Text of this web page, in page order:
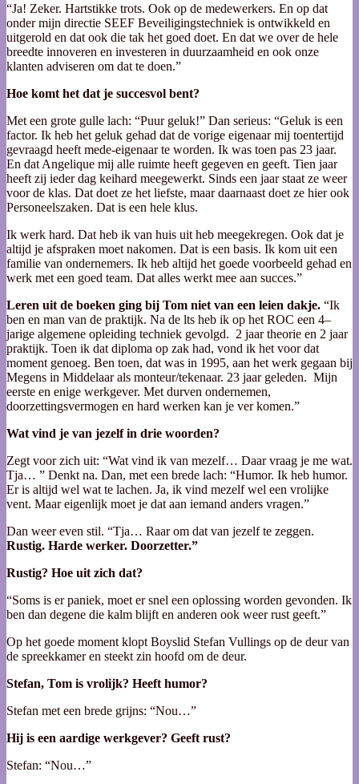
“Ja! Zeker. Hartstikke trots. Ook op de medewerkers. En op dat
onder mijn directie SEEF Beveiligingstechniek is ontwikkeld en
uitgerold en dat ook die tak het goed doet. En dat we over de hele
breedte innoveren en investeren in duurzaamheid en ook onze
klanten adviseren om dat te doen.”
Hoe komt het dat je succesvol bent?
Met een grote gulle lach: “Puur geluk!” Dan serieus: “Geluk is een
factor. Ik heb het geluk gehad dat de vorige eigenaar mij toentertijd
gevraagd heeft mede-eigenaar te worden. Ik was toen pas 23 jaar.
En dat Angelique mij alle ruimte heeft gegeven en geeft. Tien jaar
heeft zij ieder dag keihard meegewerkt. Sinds een jaar staat ze weer
voor de klas. Dat doet ze het liefste, maar daarnaast doet ze hier ook
Personeelszaken. Dat is een hele klus.
Ik werk hard. Dat heb ik van huis uit heb meegekregen. Ook dat je
altijd je afspraken moet nakomen. Dat is een basis. Ik kom uit een
familie van ondernemers. Ik heb altijd het goede voorbeeld gehad en
werk met een goed team. Dat alles werkt mee aan succes.”
Leren uit de boeken ging bij Tom niet van een leien dakje. “Ik
ben en man van de praktijk. Na de lts heb ik op het ROC een 4–
jarige algemene opleiding techniek gevolgd. 2 jaar theorie en 2 jaar
praktijk. Toen ik dat diploma op zak had, vond ik het voor dat
moment genoeg. Ben toen, dat was in 1995, aan het werk gegaan bij
Megens in Middelaar als monteur/tekenaar. 23 jaar geleden. Mijn
eerste en enige werkgever. Met durven ondernemen,
doorzettingsvermogen en hard werken kan je ver komen.”
Wat vind je van jezelf in drie woorden?
Zegt voor zich uit: “Wat vind ik van mezelf… Daar vraag je me wat.
Tja… ” Denkt na. Dan, met een brede lach: “Humor. Ik heb humor.
Er is altijd wel wat te lachen. Ja, ik vind mezelf wel een vrolijke
vent. Maar eigenlijk moet je dat aan iemand anders vragen.”
Dan weer even stil. “Tja… Raar om dat van jezelf te zeggen.
Rustig. Harde werker. Doorzetter.”
Rustig? Hoe uit zich dat?
“Soms is er paniek, moet er snel een oplossing worden gevonden. Ik
ben dan degene die kalm blijft en anderen ook weer rust geeft.”
Op het goede moment klopt Boyslid Stefan Vullings op de deur van
de spreekkamer en steekt zin hoofd om de deur.
Stefan, Tom is vrolijk? Heeft humor?
Stefan met een brede grijns: “Nou…”
Hij is een aardige werkgever? Geeft rust?
Stefan: “Nou…”